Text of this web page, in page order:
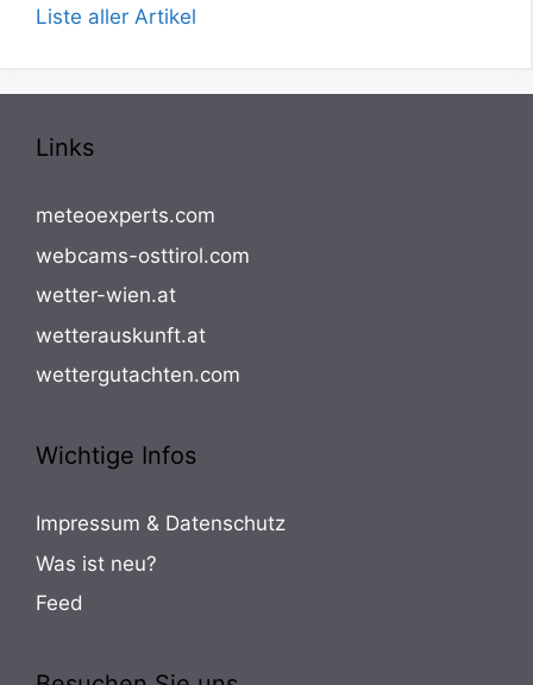
Liste aller Artikel
Links
meteoexperts.com
webcams-osttirol.com
wetter-wien.at
wetterauskunft.at
wettergutachten.com
Wichtige Infos
Impressum & Datenschutz
Was ist neu?
Feed